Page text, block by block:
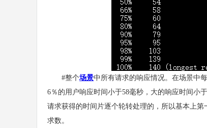
#整个场景中所有请求的响应情况。在场景中
6％的用户响应时间小于58毫秒，大的响应时间小
请求获得的时间片逐个轮转处理的，所以基本上第
求数。